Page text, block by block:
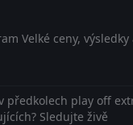
Velké ceny,
předkolech play off
Sledujte živě